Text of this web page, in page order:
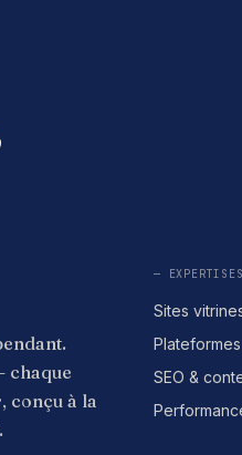
chaque
conçu à la
—
Sites
SEO &